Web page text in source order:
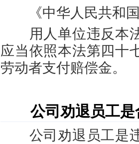
《中华人民共和
用人单位违反本法
应当依照本法第四十
劳动者支付赔偿金。
公司劝退员工是
公司劝退员工是违